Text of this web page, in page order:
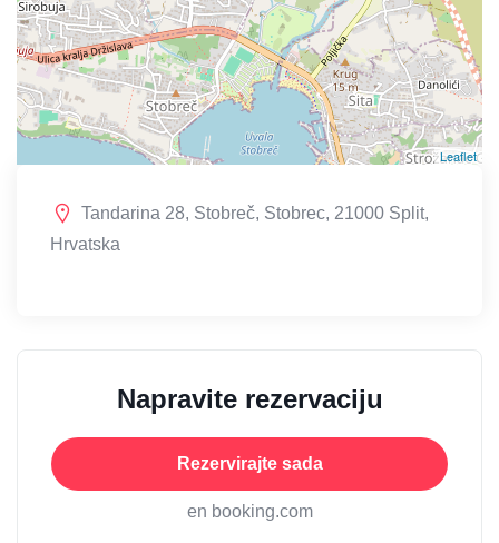
Leaflet
Tandarina 28, Stobreč, Stobrec, 21000 Split,
Hrvatska
Napravite rezervaciju
Rezervirajte sada
en booking.com